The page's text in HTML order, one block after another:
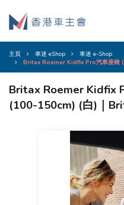
主頁 車迷 eShop
車迷 e-Shop
Britax Roemer Kidfix Pro汽車座椅
Britax Roemer Kidfix
(100-150cm) (白)｜